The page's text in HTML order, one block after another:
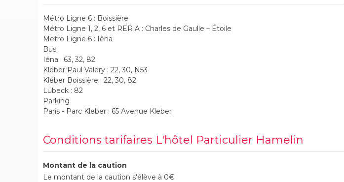
Métro Ligne 6 : Boissière
Métro Ligne 1, 2, 6 et RER A : Charles de Gaulle – Étoile
Metro Ligne 6 : Iéna
Bus
Iéna : 63, 32, 82
Kleber Paul Valery : 22, 30, N53
Kléber Boissière : 22, 30, 82
Lübeck : 82
Parking
Paris - Parc Kleber : 65 Avenue Kleber
Conditions tarifaires L'hôtel Particulier Hamelin
Montant de la caution
Le montant de la caution s'élève à 0€